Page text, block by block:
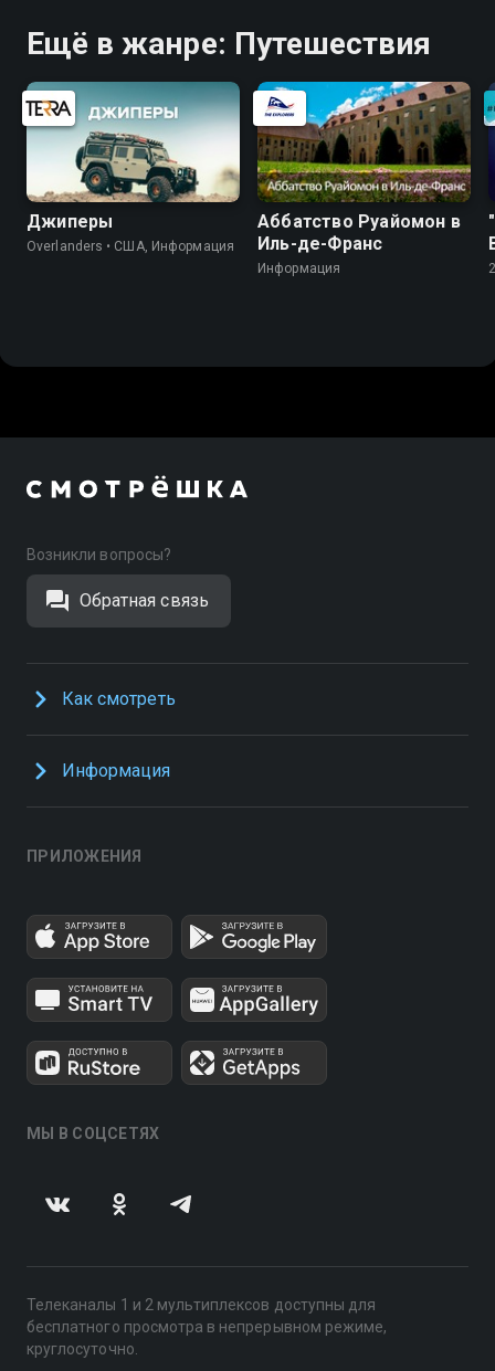
Ещё в жанре: Путешествия
Джиперы
Overlanders • США, Информация
Аббатство Руайомон в
Иль-де-Франс
Информация
Возникли вопросы?
Обратная связь
Как смотреть
Информация
ПРИЛОЖЕНИЯ
МЫ В СОЦСЕТЯХ
Телеканалы 1 и 2 мультиплексов доступны для
бесплатного просмотра в непрерывном режиме,
круглосуточно.